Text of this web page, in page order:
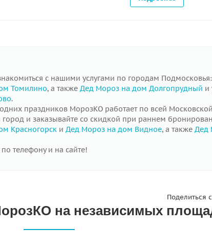
с нашими услугами по городам Подмосковья:
Томилино, а также Дед Мороз на дом Долгопрудный и
.
праздников МорозКО работает по всей
и заказывайте со скидкой при раннем
Красногорск и Дед Мороз на дом Видное, а также Дед
телефону и на сайте!
Поделиться
на независимых